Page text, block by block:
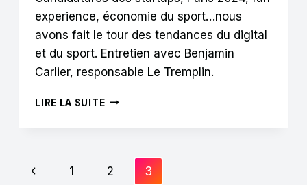
experience, économie du sport…nous
avons fait le tour des tendances du digital
et du sport. Entretien avec Benjamin
Carlier, responsable Le Tremplin.
LIRE LA SUITEBENJAMIN
ENVIE
Navigation
Page
1 2 3